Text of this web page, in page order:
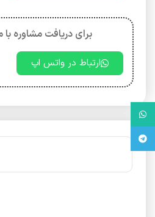
برای دریافت مشاوره با
ارتباط در واتس اپ
تلگرام